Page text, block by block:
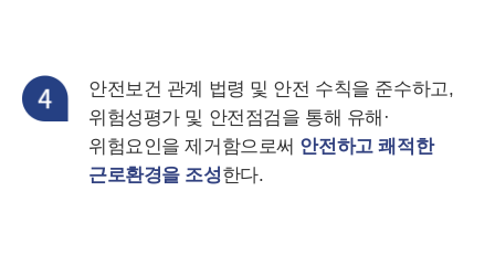
안전보건 관계 법령 및 안전 수칙을 준수하고,
위험성평가 및 안전점검을 통해 유해·
위험요인을 제거함으로써 안전하고 쾌적한
근로환경을 조성한다.